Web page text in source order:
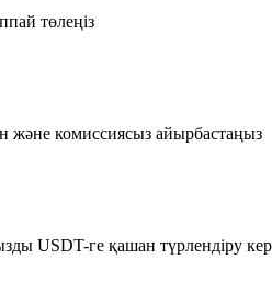
төлеңіз
және комиссиясыз айырбастаңыз
USDT-ге қашан түрлендіру